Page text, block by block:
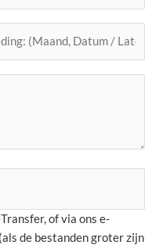
of via ons e-
(als de bestanden groter zijn